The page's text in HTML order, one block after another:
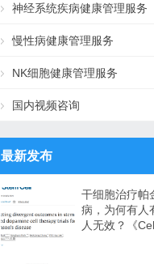
神经系统疾病健康管理服务
慢性病健康管理服务
NK细胞健康管理服务
国内视频咨询
最新发布
干细胞治疗帕
病，为何有人
人无效？《